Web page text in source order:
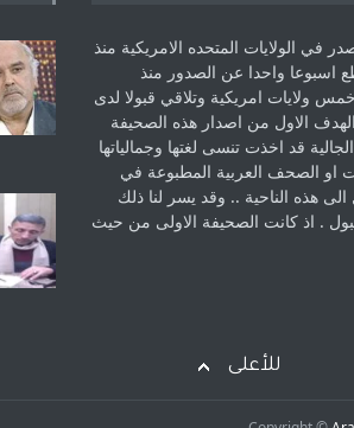
في الولايات المتحده الامريكية منذ
لم ‏تنقطع اسبوعا واحدا عن الصدور منذ
ولايات امريكية ‏وتلاقي قبولا لدى
الاول من اصدار هذه الصحيفة
قد اخذت ‏تنسى لغتها وجمالياتها
او الصحف العربية المطبوعة في
هذه الناحية .. وقد يسر لنا ذلك
. اذ كانت ‏الصحيفة الاولى من حيث
للأعلى